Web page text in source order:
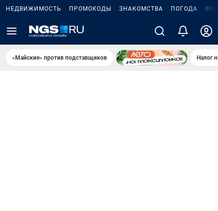
НЕДВИЖИМОСТЬ ПРОМОКОДЫ ЗНАКОМСТВА ПОГОДА
«Майские» против подставщиков Налог